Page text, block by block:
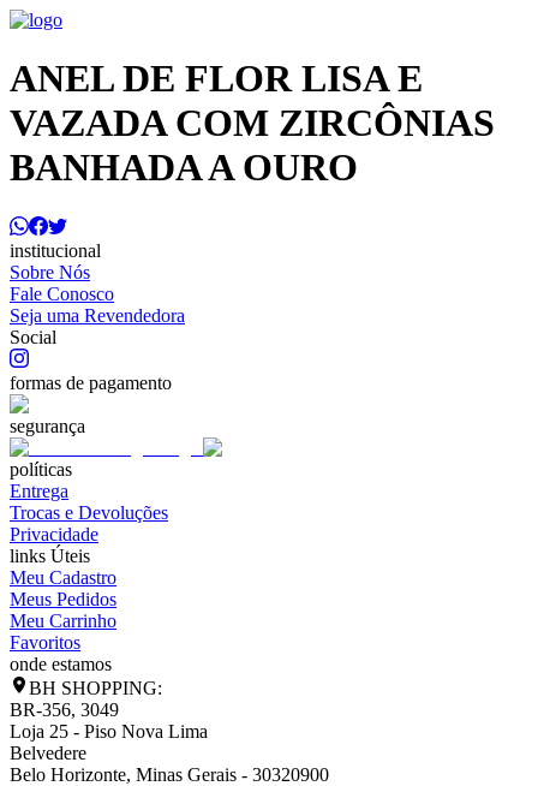
ANEL DE FLOR LISA E
VAZADA COM ZIRCÔNIAS
BANHADA A OURO
institucional
Sobre Nós
Fale Conosco
Seja uma Revendedora
Social
formas de pagamento
segurança
políticas
Entrega
Trocas e Devoluções
Privacidade
links Úteis
Meu Cadastro
Meus Pedidos
Meu Carrinho
Favoritos
onde estamos
BH SHOPPING:
BR-356, 3049
Loja 25 - Piso Nova Lima
Belvedere
Belo Horizonte, Minas Gerais - 30320900